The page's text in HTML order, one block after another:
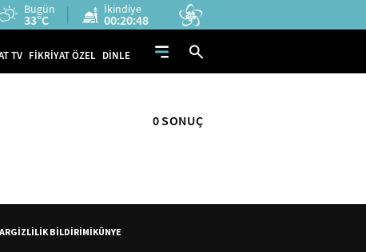
Bugün
33°C
İkindiye
00:20:48
TV FİKRİYAT ÖZEL DİNLE
0 SONUÇ
GİZLİLİK BİLDİRİMİKÜNYE